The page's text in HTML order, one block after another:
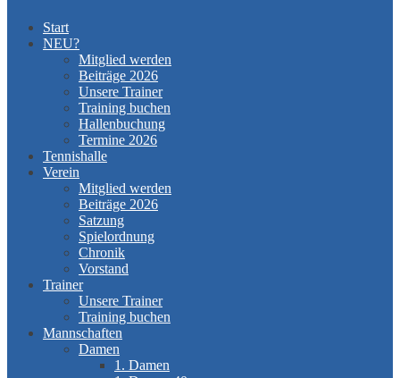
Start
NEU?
Mitglied werden
Beiträge 2026
Unsere Trainer
Training buchen
Hallenbuchung
Termine 2026
Tennishalle
Verein
Mitglied werden
Beiträge 2026
Satzung
Spielordnung
Chronik
Vorstand
Trainer
Unsere Trainer
Training buchen
Mannschaften
Damen
1. Damen